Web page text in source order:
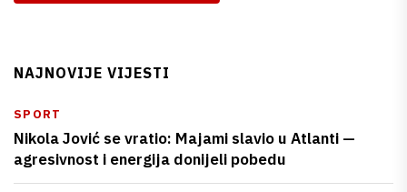
NAJNOVIJE VIJESTI
SPORT
Nikola Jović se vratio: Majami slavio u Atlanti —
agresivnost i energija donijeli pobedu